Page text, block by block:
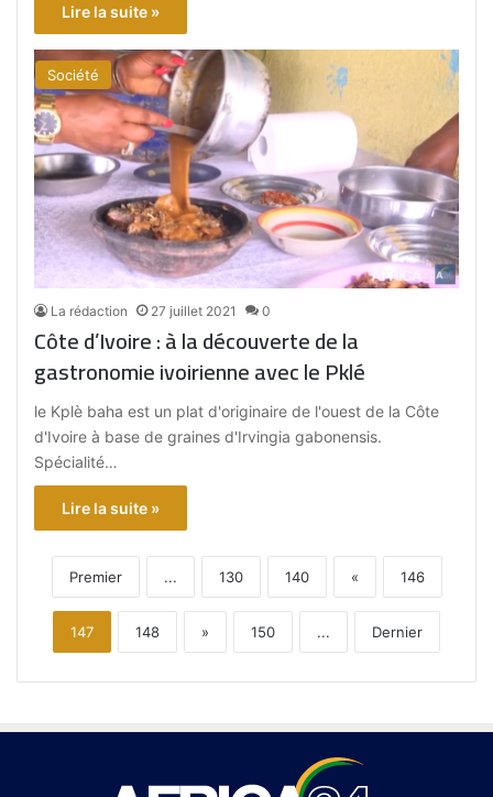
Lire la suite »
Société
La rédaction 27 juillet 2021 0
Côte d’Ivoire : à la découverte de la
gastronomie ivoirienne avec le Pklé
le Kplè baha est un plat d'originaire de l'ouest de la Côte
d'Ivoire à base de graines d'Irvingia gabonensis.
Spécialité…
Lire la suite »
Premier ... 130 140 « 146
147 148 » 150 ... Dernier